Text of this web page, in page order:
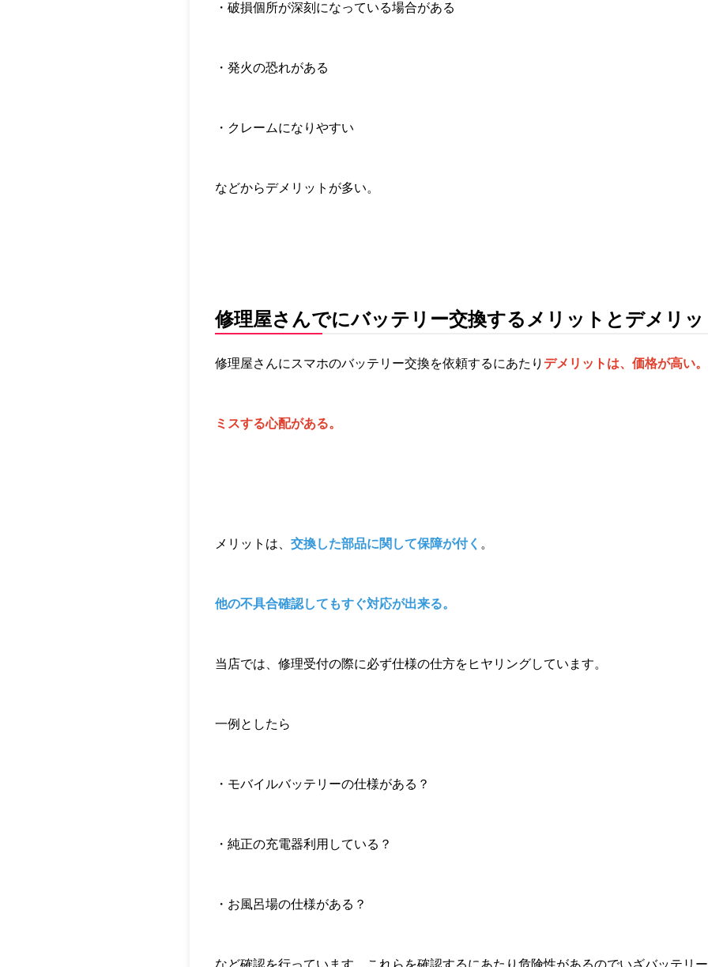
・破損個所が深刻になっている場合がある
・発火の恐れがある
・クレームになりやすい
などからデメリットが多い。
修理屋さんでにバッテリー交換するメリットとデメリ
修理屋さんにスマホのバッテリー交換を依頼するにあたり デメリットは、価格が高い。
ミスする心配がある。
メリットは、 交換した部品に関して保障が付く 。
他の不具合確認してもすぐ対応が出来る。
当店では、修理受付の際に必ず仕様の仕方をヒヤリングしています。
一例としたら
・モバイルバッテリーの仕様がある？
・純正の充電器利用している？
・お風呂場の仕様がある？
など確認を行っています。これらを確認するにあたり危険性があるのでいざバッテリ